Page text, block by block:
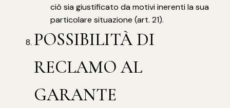
ciò sia giustificato da motivi inerenti la sua
particolare situazione (art. 21).
POSSIBILITÀ DI
RECLAMO AL
GARANTE